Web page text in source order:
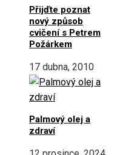
Přijďte poznat
nový způsob
cvičení s Petrem
Požárkem
17 dubna, 2010
Palmový olej a
zdraví